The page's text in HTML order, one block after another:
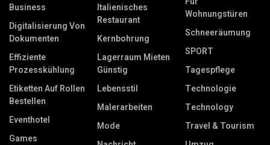
Business
Digitalisierung Von
Dokumenten
Effiziente
Prozesskühlung
Etiketten Auf Rollen
Bestellen
Eventhotel
Games
Italienisches
Restaurant
Kernbohrung
Lagerraum Mieten
Günstig
Lebensstil
Malerarbeiten
Mode
Wohnungstüren
Schneeräumung
SPORT
Tagespflege
Technologie
Technology
Travel & Tourism